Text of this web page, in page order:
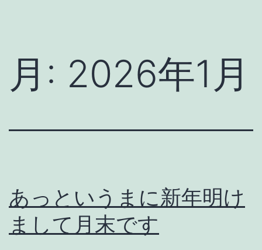
月: 2026年1月
あっというまに新年明け
まして月末です